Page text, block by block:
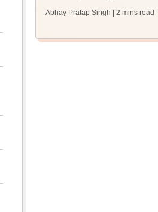
Abhay Pratap Singh | 2 mins read